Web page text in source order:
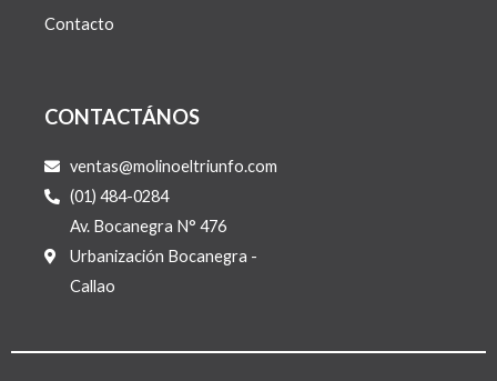
Contacto
CONTACTÁNOS
ventas@molinoeltriunfo.com
(01) 484-0284
Av. Bocanegra N° 476
Urbanización Bocanegra -
Callao